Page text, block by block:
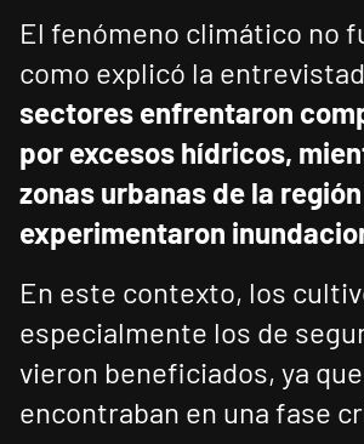
El fenómeno climático no
como explicó la
sectores enfrentaron
por excesos hídricos,
zonas urbanas de la
experimentaron
En este contexto, los
especialmente los de
vieron beneficiados, ya
encontraban en una fase